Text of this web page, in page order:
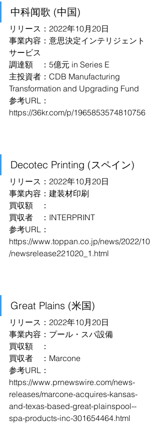
中科闻歌 (中国)
リリース：2022年10月20日
事業内容：意思決定インテリジェント
サービス
調達額　：5億元 in Series E
主投資者：CDB Manufacturing
Transformation and Upgrading Fund
参考URL：
https://36kr.com/p/1965853574810756
Decotec Printing (スペイン)
リリース：2022年10月20日
事業内容：建装材印刷
買収額　：
買収者　：INTERPRINT
参考URL：
https://www.toppan.co.jp/news/2022/10
/newsrelease221020_1.html
Great Plains (米国)
リリース：2022年10月20日
事業内容：プール・スパ設備
買収額　：
買収者　：Marcone
参考URL：
https://www.prnewswire.com/news-
releases/marcone-acquires-kansas-
and-texas-based-great-plainspool--
spa-products-inc-301654464.html